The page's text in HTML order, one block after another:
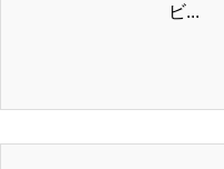
ビ...